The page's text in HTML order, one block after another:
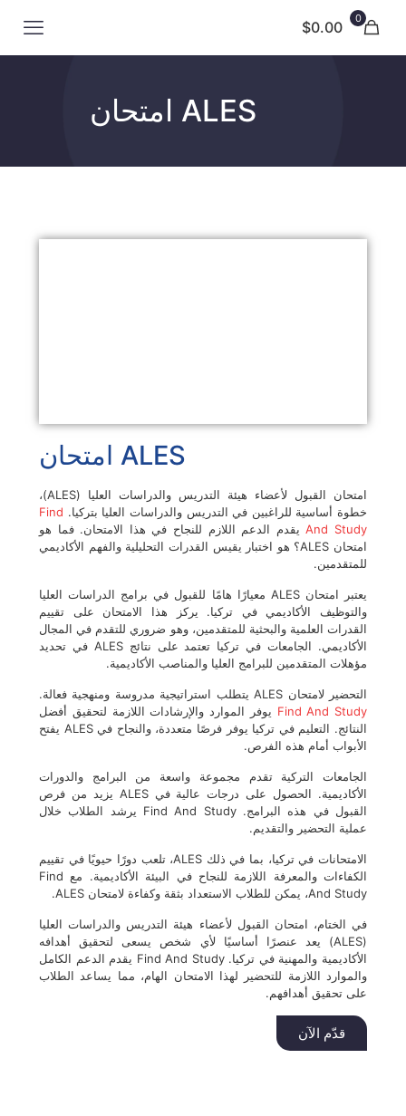
0
$0.00
ALES امتحان
ALES امتحان
امتحان القبول لأعضاء هيئة التدريس والدراسات العليا (ALES)،
خطوة أساسية للراغبين في التدريس والدراسات العليا بتركيا. Find
And Studyيقدم الدعم اللازم للنجاح في هذا الامتحان. فما هو
امتحان ALES؟ هو اختبار يقيس القدرات التحليلية والفهم الأكاديمي
للمتقدمين.
يعتبر امتحان ALES معيارًا هامًا للقبول في برامج الدراسات العليا
والتوظيف الأكاديمي في تركيا. يركز هذا الامتحان على تقييم
القدرات العلمية والبحثية للمتقدمين، وهو ضروري للتقدم في المجال
الأكاديمي. الجامعات في تركيا تعتمد على نتائج ALES في تحديد
مؤهلات المتقدمين للبرامج العليا والمناصب الأكاديمية.
التحضير لامتحان ALES يتطلب استراتيجية مدروسة ومنهجية فعالة.
Find And Study يوفر الموارد والإرشادات اللازمة لتحقيق أفضل
النتائج. التعليم في تركيا يوفر فرصًا متعددة، والنجاح في ALES يفتح
الأبواب أمام هذه الفرص.
الجامعات التركية تقدم مجموعة واسعة من البرامج والدورات
الأكاديمية. الحصول على درجات عالية في ALES يزيد من فرص
القبول في هذه البرامج. Find And Study يرشد الطلاب خلال
عملية التحضير والتقديم.
الامتحانات في تركيا، بما في ذلك ALES، تلعب دورًا حيويًا في تقييم
الكفاءات والمعرفة اللازمة للنجاح في البيئة الأكاديمية. مع Find
And Study، يمكن للطلاب الاستعداد بثقة وكفاءة لامتحان ALES.
في الختام، امتحان القبول لأعضاء هيئة التدريس والدراسات العليا
(ALES) يعد عنصرًا أساسيًا لأي شخص يسعى لتحقيق أهدافه
الأكاديمية والمهنية في تركيا. Find And Study يقدم الدعم الكامل
والموارد اللازمة للتحضير لهذا الامتحان الهام، مما يساعد الطلاب
على تحقيق أهدافهم.
قدّم الآن